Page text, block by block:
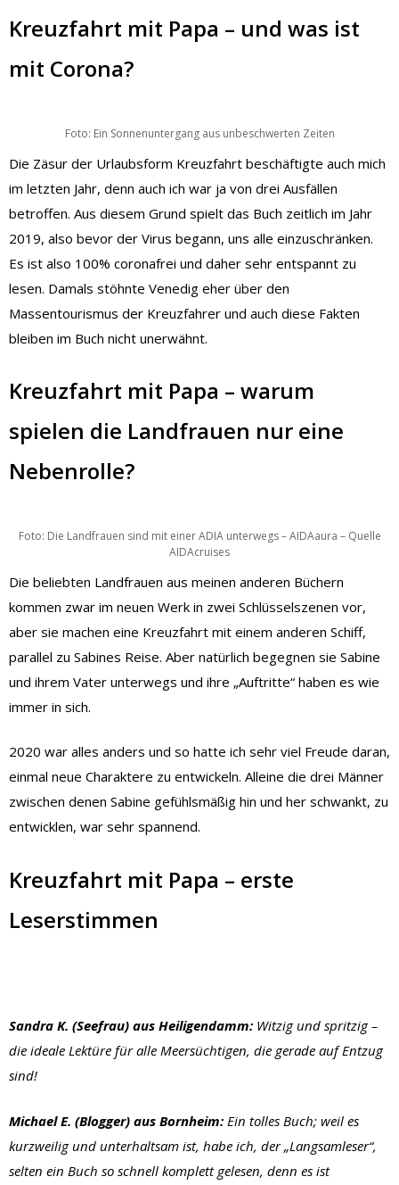
Kreuzfahrt mit Papa – und was ist
mit Corona?
Foto: Ein Sonnenuntergang aus unbeschwerten Zeiten
Die Zäsur der Urlaubsform Kreuzfahrt beschäftigte auch mich
im letzten Jahr, denn auch ich war ja von drei Ausfällen
betroffen. Aus diesem Grund spielt das Buch zeitlich im Jahr
2019, also bevor der Virus begann, uns alle einzuschränken.
Es ist also 100% coronafrei und daher sehr entspannt zu
lesen. Damals stöhnte Venedig eher über den
Massentourismus der Kreuzfahrer und auch diese Fakten
bleiben im Buch nicht unerwähnt.
Kreuzfahrt mit Papa – warum
spielen die Landfrauen nur eine
Nebenrolle?
Foto: Die Landfrauen sind mit einer ADIA unterwegs – AIDAaura – Quelle
AIDAcruises
Die beliebten Landfrauen aus meinen anderen Büchern
kommen zwar im neuen Werk in zwei Schlüsselszenen vor,
aber sie machen eine Kreuzfahrt mit einem anderen Schiff,
parallel zu Sabines Reise. Aber natürlich begegnen sie Sabine
und ihrem Vater unterwegs und ihre „Auftritte“ haben es wie
immer in sich.
2020 war alles anders und so hatte ich sehr viel Freude daran,
einmal neue Charaktere zu entwickeln. Alleine die drei Männer
zwischen denen Sabine gefühlsmäßig hin und her schwankt, zu
entwicklen, war sehr spannend.
Kreuzfahrt mit Papa – erste
Leserstimmen
Sandra K. (Seefrau) aus Heiligendamm: Witzig und spritzig –
die ideale Lektüre für alle Meersüchtigen, die gerade auf Entzug
sind!
Michael E. (Blogger) aus Bornheim: Ein tolles Buch; weil es
kurzweilig und unterhaltsam ist, habe ich, der „Langsamleser“,
selten ein Buch so schnell komplett gelesen, denn es ist